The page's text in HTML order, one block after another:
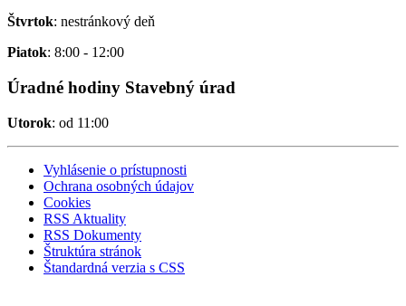
Štvrtok: nestránkový deň
Piatok: 8:00 - 12:00
Úradné hodiny Stavebný úrad
Utorok: od 11:00
Vyhlásenie o prístupnosti
Ochrana osobných údajov
Cookies
RSS Aktuality
RSS Dokumenty
Štruktúra stránok
Štandardná verzia s CSS